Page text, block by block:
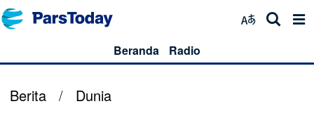
Beranda Radio
Berita / Dunia